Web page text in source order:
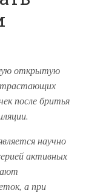
открытую
после бритья
научно
активных
а при